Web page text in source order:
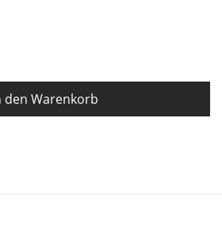
den Warenkorb